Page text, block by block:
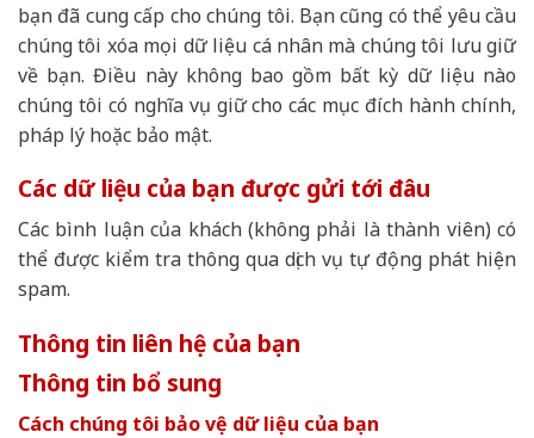
bạn đã cung cấp cho chúng tôi. Bạn cũng có thể yêu cầu
chúng tôi xóa mọi dữ liệu cá nhân mà chúng tôi lưu giữ
về bạn. Điều này không bao gồm bất kỳ dữ liệu nào
chúng tôi có nghĩa vụ giữ cho các mục đích hành chính,
pháp lý hoặc bảo mật.
Các dữ liệu của bạn được gửi tới đâu
Các bình luận của khách (không phải là thành viên) có
thể được kiểm tra thông qua dịch vụ tự động phát hiện
spam.
Thông tin liên hệ của bạn
Thông tin bổ sung
Cách chúng tôi bảo vệ dữ liệu của bạn